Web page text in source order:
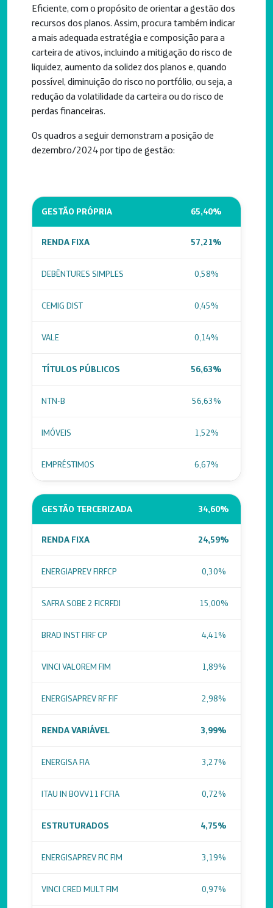
Eficiente, com o propósito de orientar a gestão dos
recursos dos planos. Assim, procura também indicar
a mais adequada estratégia e composição para a
carteira de ativos, incluindo a mitigação do risco de
liquidez, aumento da solidez dos planos e, quando
possível, diminuição do risco no portfólio, ou seja, a
redução da volatilidade da carteira ou do risco de
perdas financeiras.
Os quadros a seguir demonstram a posição de
dezembro/2024 por tipo de gestão:
GESTÃO PRÓPRIA 65,40%
RENDA FIXA 57,21%
DEBÊNTURES SIMPLES 0,58%
CEMIG DIST 0,45%
VALE 0,14%
TÍTULOS PÚBLICOS 56,63%
NTN-B 56,63%
IMÓVEIS 1,52%
EMPRÉSTIMOS 6,67%
GESTÃO TERCERIZADA 34,60%
RENDA FIXA 24,59%
ENERGIAPREV FIRFCP 0,30%
SAFRA SOBE 2 FICRFDI 15,00%
BRAD INST FIRF CP 4,41%
VINCI VALOREM FIM 1,89%
ENERGISAPREV RF FIF 2,98%
RENDA VARIÁVEL 3,99%
ENERGISA FIA 3,27%
ITAU IN BOVV11 FCFIA 0,72%
ESTRUTURADOS 4,75%
ENERGISAPREV FIC FIM 3,19%
VINCI CRED MULT FIM 0,97%